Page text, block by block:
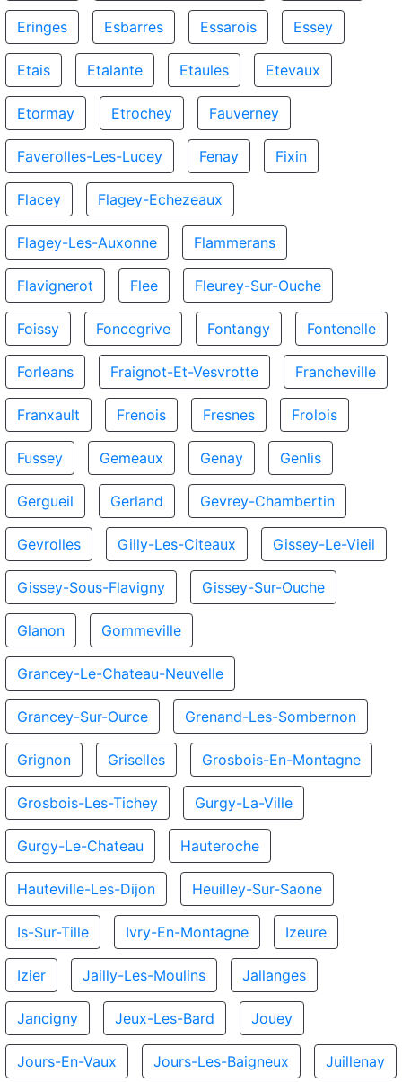
Eringes Esbarres Essarois Essey
Etais Etalante Etaules Etevaux
Etormay Etrochey Fauverney
Faverolles-Les-Lucey Fenay Fixin
Flacey Flagey-Echezeaux
Flagey-Les-Auxonne Flammerans
Flavignerot Flee Fleurey-Sur-Ouche
Foissy Foncegrive Fontangy Fontenelle
Forleans Fraignot-Et-Vesvrotte Francheville
Franxault Frenois Fresnes Frolois
Fussey Gemeaux Genay Genlis
Gergueil Gerland Gevrey-Chambertin
Gevrolles Gilly-Les-Citeaux Gissey-Le-Vieil
Gissey-Sous-Flavigny Gissey-Sur-Ouche
Glanon Gommeville
Grancey-Le-Chateau-Neuvelle
Grancey-Sur-Ource Grenand-Les-Sombernon
Grignon Griselles Grosbois-En-Montagne
Grosbois-Les-Tichey Gurgy-La-Ville
Gurgy-Le-Chateau Hauteroche
Hauteville-Les-Dijon Heuilley-Sur-Saone
Is-Sur-Tille Ivry-En-Montagne Izeure
Izier Jailly-Les-Moulins Jallanges
Jancigny Jeux-Les-Bard Jouey
Jours-En-Vaux Jours-Les-Baigneux Juillenay